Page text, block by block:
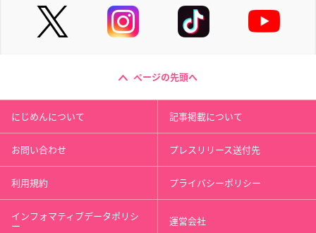
ページの先頭へ
にじめんについて 記事掲載について
お問い合わせ プレスリリース送付先
利用規約 プライバシーポリシー
インフォマティブデータポリシ
ー 運営会社